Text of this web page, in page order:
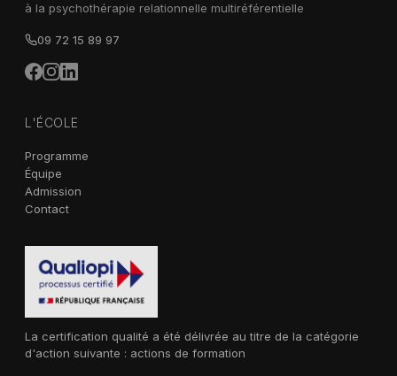
à la psychothérapie relationnelle multiréférentielle
09 72 15 89 97
L'ÉCOLE
Programme
Équipe
Admission
Contact
La certification qualité a été délivrée au titre de la catégorie
d'action suivante : actions de formation